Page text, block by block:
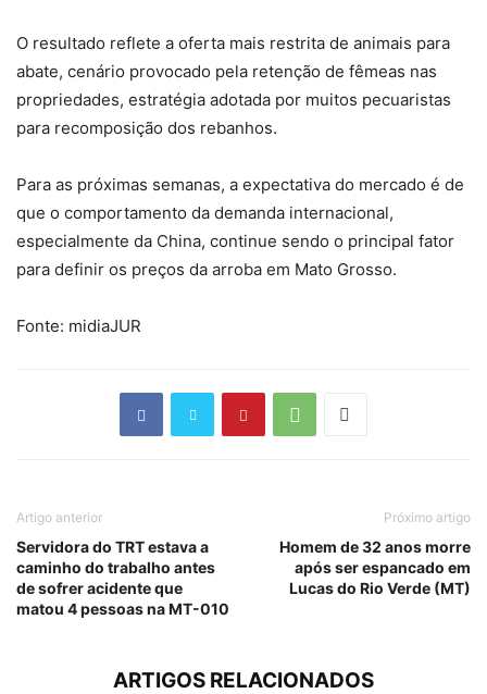
O resultado reflete a oferta mais restrita de animais para
abate, cenário provocado pela retenção de fêmeas nas
propriedades, estratégia adotada por muitos pecuaristas
para recomposição dos rebanhos.
Para as próximas semanas, a expectativa do mercado é de
que o comportamento da demanda internacional,
especialmente da China, continue sendo o principal fator
para definir os preços da arroba em Mato Grosso.
Fonte: midiaJUR
Artigo anterior
Servidora do TRT estava a
caminho do trabalho antes
de sofrer acidente que
matou 4 pessoas na MT-010
Próximo artigo
Homem de 32 anos morre
após ser espancado em
Lucas do Rio Verde (MT)
ARTIGOS RELACIONADOS